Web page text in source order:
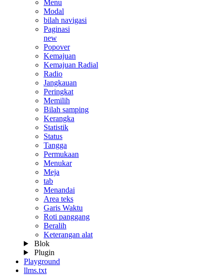
Menu
Modal
bilah navigasi
Paginasi
new
Popover
Kemajuan
Kemajuan Radial
Radio
Jangkauan
Peringkat
Memilih
Bilah samping
Kerangka
Statistik
Status
Tangga
Permukaan
Menukar
Meja
tab
Menandai
Area teks
Garis Waktu
Roti panggang
Beralih
Keterangan alat
Blok
Plugin
Playground
llms.txt